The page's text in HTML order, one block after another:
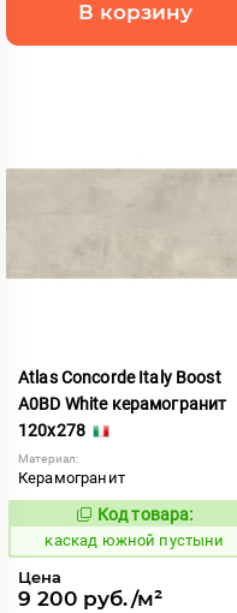
В корзину
Atlas Concorde Italy Boost
A0BD White керамогранит
120x278
Материал:
Керамогранит
640200
Код товара:
каскад южной пустыни
Цена
9 200 руб./м²